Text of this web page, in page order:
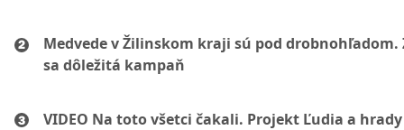
Medvede v Žilinskom kraji sú pod drobnohľadom.
sa dôležitá kampaň
VIDEO Na toto všetci čakali. Projekt Ľudia a hrady